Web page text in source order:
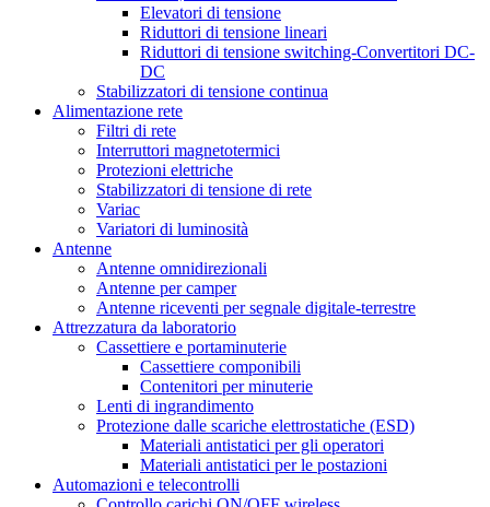
Elevatori di tensione
Riduttori di tensione lineari
Riduttori di tensione switching-Convertitori DC-
DC
Stabilizzatori di tensione continua
Alimentazione rete
Filtri di rete
Interruttori magnetotermici
Protezioni elettriche
Stabilizzatori di tensione di rete
Variac
Variatori di luminosità
Antenne
Antenne omnidirezionali
Antenne per camper
Antenne riceventi per segnale digitale-terrestre
Attrezzatura da laboratorio
Cassettiere e portaminuterie
Cassettiere componibili
Contenitori per minuterie
Lenti di ingrandimento
Protezione dalle scariche elettrostatiche (ESD)
Materiali antistatici per gli operatori
Materiali antistatici per le postazioni
Automazioni e telecontrolli